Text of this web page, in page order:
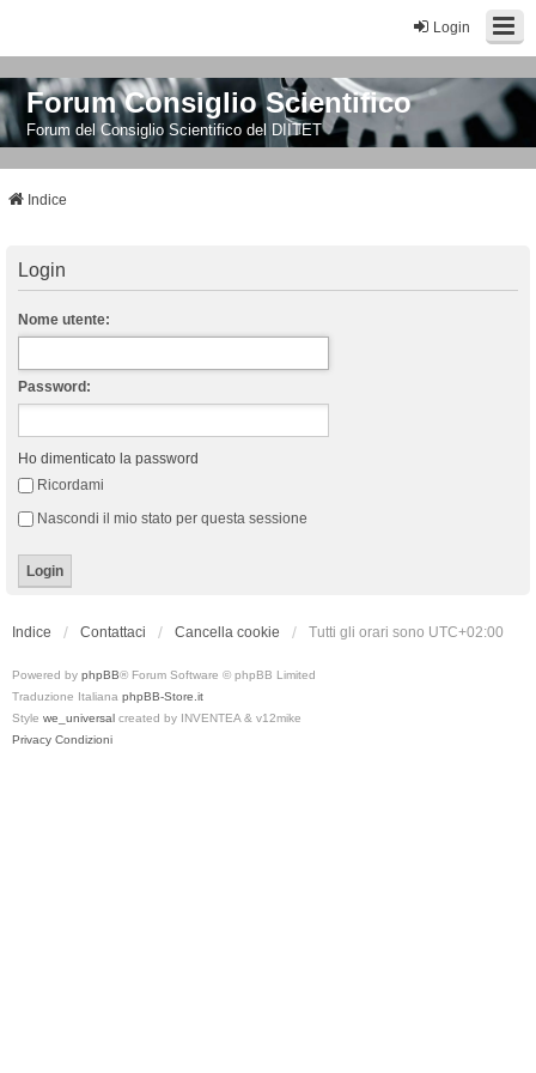
Login
Forum Consiglio Scientifico
Forum del Consiglio Scientifico del DIITET
Indice
Login
Nome utente:
Password:
Ho dimenticato la password
Ricordami
Nascondi il mio stato per questa sessione
Indice Contattaci Cancella cookie Tutti gli orari sono UTC+02:00
Powered by phpBB® Forum Software © phpBB Limited
Traduzione Italiana phpBB-Store.it
Style we_universal created by INVENTEA & v12mike
Privacy Condizioni